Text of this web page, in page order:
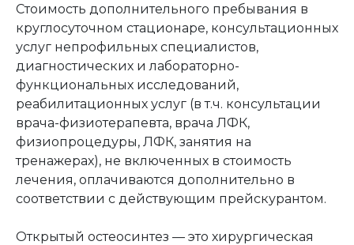
Стоимость дополнительного пребывания в
круглосуточном стационаре, консультационных
услуг непрофильных специалистов,
диагностических и лабораторно-
функциональных исследований,
реабилитационных услуг (в т.ч. консультации
врача-физиотерапевта, врача ЛФК,
физиопроцедуры, ЛФК, занятия на
тренажерах), не включенных в стоимость
лечения, оплачиваются дополнительно в
соответствии с действующим прейскурантом.
Открытый остеосинтез — это хирургическая